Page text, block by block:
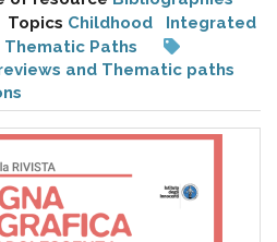
Topics Childhood
Integrated
Thematic Paths
and Thematic paths